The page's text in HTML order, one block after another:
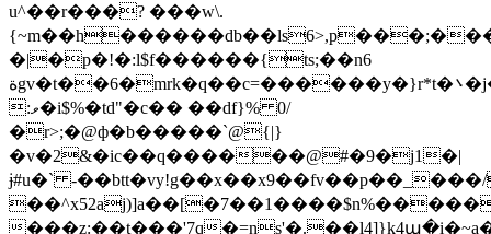
u^��r���? ���w\.
�|�p�!�:l$f������{ts;��n6
ةgv�t��6�mrk�q��c=������y�}r*t�܌�j�(���
:ވ�i$%�td"�c�� ��df}% 0/
�r>;�@ф�b�����`@{|}
�v�2&�ic��q������@#�9�j1�|
ɉ#u�` -
���z:��t���'7q